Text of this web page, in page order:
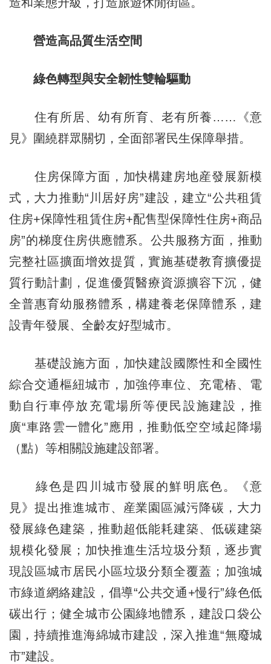
營造高品質生活空間
綠色轉型與安全韌性雙輪驅動
住有所居、幼有所育、老有所養……《意
見》圍繞群眾關切，全面部署民生保障舉措。
住房保障方面，加快構建房地産發展新模
式，大力推動“川居好房”建設，建立“公共租賃
住房+保障性租賃住房+配售型保障性住房+商品
房”的梯度住房供應體系。公共服務方面，推動
完整社區擴面增效提質，實施基礎教育擴優提
質行動計劃，促進優質醫療資源擴容下沉，健
全普惠育幼服務體系，構建養老保障體系，建
設青年發展、全齡友好型城市。
基礎設施方面，加快建設國際性和全國性
綜合交通樞紐城市，加強停車位、充電樁、電
動自行車停放充電場所等便民設施建設，推
廣“車路雲一體化”應用，推動低空空域起降場
（點）等相關設施建設部署。
綠色是四川城市發展的鮮明底色。《意
見》提出推進城市、産業園區減污降碳，大力
發展綠色建築，推動超低能耗建築、低碳建築
規模化發展；加快推進生活垃圾分類，逐步實
現設區城市居民小區垃圾分類全覆蓋；加強城
市綠道網絡建設，倡導“公共交通+慢行”綠色低
碳出行；健全城市公園綠地體系，建設口袋公
園，持續推進海綿城市建設，深入推進“無廢城
市”建設。